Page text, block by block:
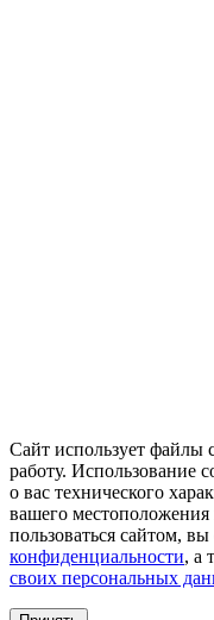
Сайт использует файлы
работу. Использование
о вас технического
вашего
пользоваться сайтом, вы
конфиденциальности, а
своих персональных